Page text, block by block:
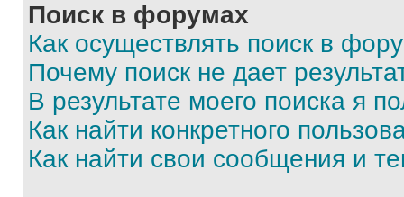
Поиск в форумах
Как осуществлять поиск в
Почему поиск не дает
В результате моего поиска я
Как найти конкретного
Как найти свои сообщения и